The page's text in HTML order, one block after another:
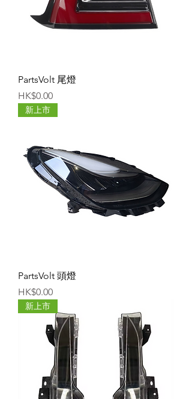
PartsVolt 尾燈
價格
HK$0.00
新上市
PartsVolt 頭燈
價格
HK$0.00
新上市